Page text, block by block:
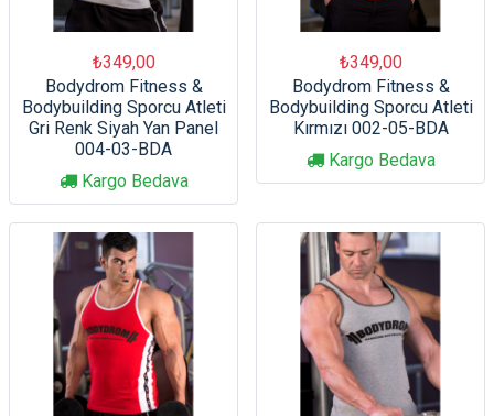
₺349,00
Bodydrom Fitness &
Bodybuilding Sporcu Atleti
Gri Renk Siyah Yan Panel
004-03-BDA
Kargo Bedava
₺349,00
Bodydrom Fitness &
Bodybuilding Sporcu Atleti
Kırmızı 002-05-BDA
Kargo Bedava